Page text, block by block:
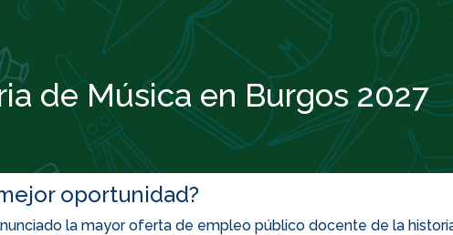
de Música en Burgos 2027
oportunidad?
la mayor oferta de empleo público docente de la